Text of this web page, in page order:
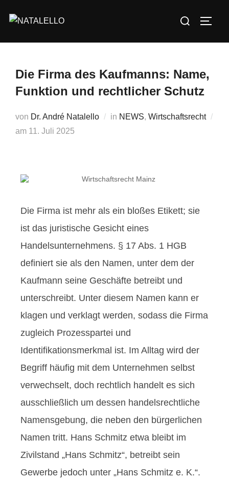
Die Firma des Kaufmanns: Name,
Funktion und rechtlicher Schutz
von Dr. André Natalello in NEWS, Wirtschaftsrecht
am 11. Juli 2025
Die Firma ist mehr als ein bloßes Etikett; sie
ist das juristische Gesicht eines
Handelsunternehmens. § 17 Abs. 1 HGB
definiert sie als den Namen, unter dem der
Kaufmann seine Geschäfte betreibt und
unterschreibt. Unter diesem Namen kann er
klagen und verklagt werden, sodass die Firma
zugleich Prozesspartei und
Identifikationsmerkmal ist. Im Alltag wird der
Begriff häufig mit dem Unternehmen selbst
verwechselt, doch rechtlich handelt es sich
ausschließlich um dessen handelsrechtliche
Namensgebung, die neben den bürgerlichen
Namen tritt. Hans Schmitz etwa bleibt im
Zivilstand „Hans Schmitz“, betreibt sein
Gewerbe jedoch unter „Hans Schmitz e. K.“.